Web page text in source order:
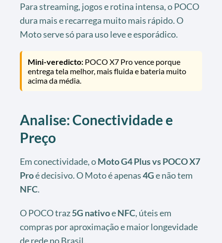
Para streaming, jogos e rotina intensa, o POCO
dura mais e recarrega muito mais rápido. O
Moto serve só para uso leve e esporádico.
Mini-veredicto: POCO X7 Pro vence porque
entrega tela melhor, mais fluida e bateria muito
acima da média.
Analise: Conectividade e
Preço
Em conectividade, oMoto G4 Plus vs POCO X7
Proé decisivo. O Moto é apenas4Ge não tem
NFC.
O POCO traz5G nativoeNFC, úteis em
compras por aproximação e maior longevidade
de rede no Brasil.